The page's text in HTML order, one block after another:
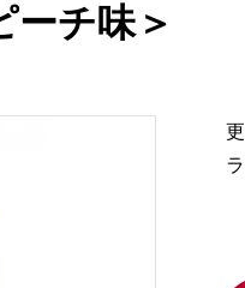
ーチ味＞